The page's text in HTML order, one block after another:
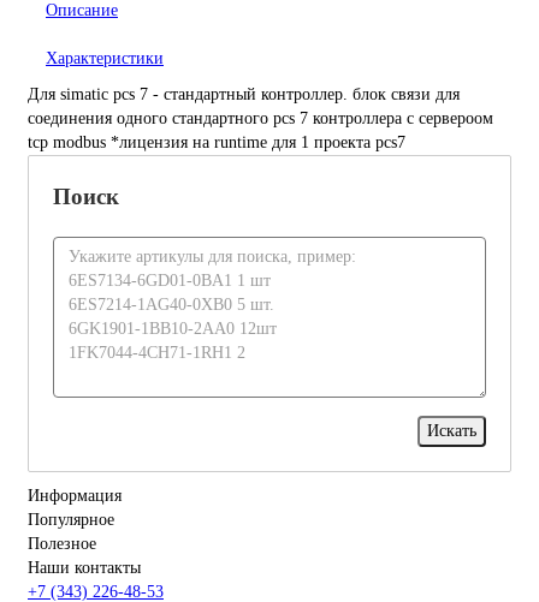
Описание
Характеристики
Для simatic pcs 7 - стандартный контроллер. блок связи для
соединения одного стандартного pcs 7 контроллера с сервероом
tcp modbus *лицензия на runtime для 1 проекта pcs7
Поиск
Информация
Популярное
Полезное
Наши контакты
+7 (343) 226-48-53